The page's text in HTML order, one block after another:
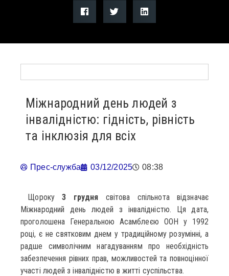
Міжнародний день людей з
інвалідністю: гідність, рівність
та інклюзія для всіх
Прес-служба 03/12/2025 08:38
Щороку3 грудня світова спільнота відзначає
Міжнародний день людей з інвалідністю. Ця дата,
проголошена Генеральною Асамблеєю ООН у 1992
році, є не святковим днем у традиційному розумінні, а
радше символічним нагадуванням про необхідність
забезпечення рівних прав, можливостей та повноцінної
участі людей з інвалідністю в житті суспільства.